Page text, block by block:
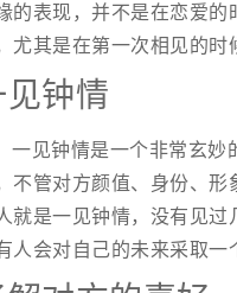
的表现，并不是在恋爱
尤其是在第一次相见的时
见钟情
一见钟情是一个非常玄妙
不管对方颜值、身份、
就是一见钟情，没有见
人会对自己的未来采取